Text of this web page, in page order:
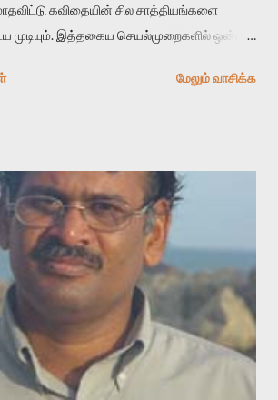
கவிதையின் சில சாத்தியங்களை
முடியும். இத்தகைய செயல்முறைகளில் ஒன்றை
வந்து போன பின் அவர்களின்
ஒரு கனவை மீட்டெடுப்பதன் நோக்கம்
கவிதையின் அரூப இயக்கத்தை பொதுவயமாக
கோயில் கருவறையின்
படக்கருவியை இயக்கி சாத்தி
அறிவோம். அறிதல் அபச்சாரமில்லை.
காக்னிடிவ் பொயடிக்ஸ் எனும் சமகால
கருவி. இக்கருவியை மனுஷ்யபுத்திரனின்
ஒரு கவிதையில் சொருகப் போகிறோம்.
அன்றாட மொழியில் ஒன்று ம...
மேலும் வாசிக்க